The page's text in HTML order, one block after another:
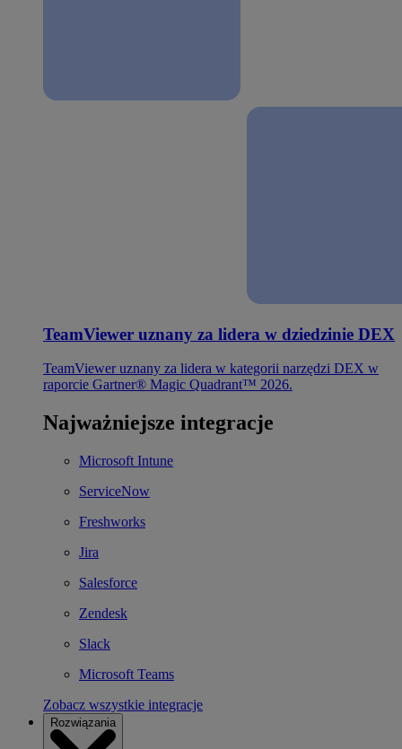
TeamViewer uznany za lidera w dziedzinie DEX
TeamViewer uznany za lidera w kategorii narzędzi DEX w
raporcie Gartner® Magic Quadrant™ 2026.
Najważniejsze integracje
Microsoft Intune
ServiceNow
Freshworks
Jira
Salesforce
Zendesk
Slack
Microsoft Teams
Zobacz wszystkie integracje
Rozwiązania